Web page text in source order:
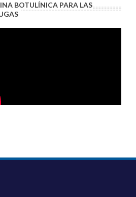
BOTULÍNICA PARA LAS